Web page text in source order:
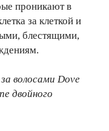
проникают в
за клеткой и
блестящими,
волосами Dove
двойного